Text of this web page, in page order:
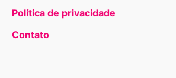
Política de privacidade
Contato